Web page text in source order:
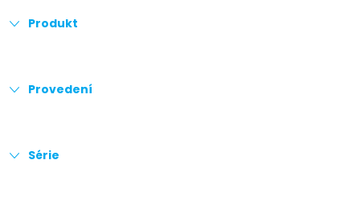
Produkt
Provedení
Série